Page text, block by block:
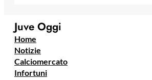
Juve Oggi
Home
Notizie
Calciomercato
Infortuni